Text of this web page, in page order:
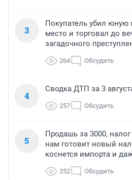
3
Покупатель убил юную
место и торговал до
загадочного
264 Обсудить
4
Сводка ДТП за 3
257 Обсудить
5
Продашь за 3000,
нам готовит новый
коснется импорта и
252 Обсудить